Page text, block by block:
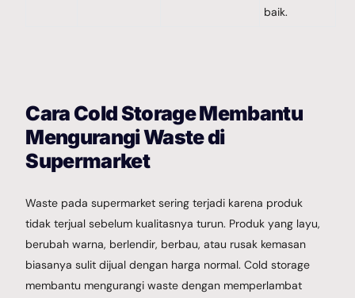
baik.
Cara Cold Storage Membantu
Mengurangi Waste di
Supermarket
Waste pada supermarket sering terjadi karena produk
tidak terjual sebelum kualitasnya turun. Produk yang layu,
berubah warna, berlendir, berbau, atau rusak kemasan
biasanya sulit dijual dengan harga normal. Cold storage
membantu mengurangi waste dengan memperlambat